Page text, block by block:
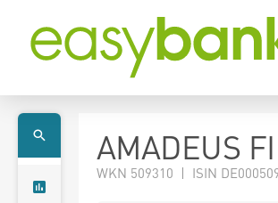
AMADEUS
WKN 509310 | ISIN